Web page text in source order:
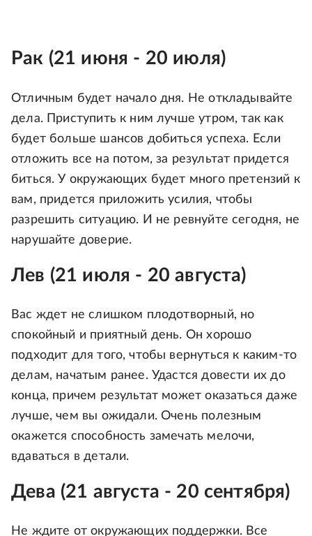
Рак (21 июня - 20 июля)
Отличным будет начало дня. Не откладывайте
дела. Приступить к ним лучше утром, так как
будет больше шансов добиться успеха. Если
отложить все на потом, за результат придется
биться. У окружающих будет много претензий к
вам, придется приложить усилия, чтобы
разрешить ситуацию. И не ревнуйте сегодня, не
нарушайте доверие.
Лев (21 июля - 20 августа)
Вас ждет не слишком плодотворный, но
спокойный и приятный день. Он хорошо
подходит для того, чтобы вернуться к каким-то
делам, начатым ранее. Удастся довести их до
конца, причем результат может оказаться даже
лучше, чем вы ожидали. Очень полезным
окажется способность замечать мелочи,
вдаваться в детали.
Дева (21 августа - 20 сентября)
Не ждите от окружающих поддержки. Все